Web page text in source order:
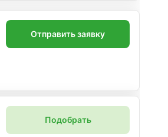
Отправить заявку
Подобрать